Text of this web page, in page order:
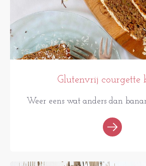
Glutenvrij courgette
Weer eens wat anders dan